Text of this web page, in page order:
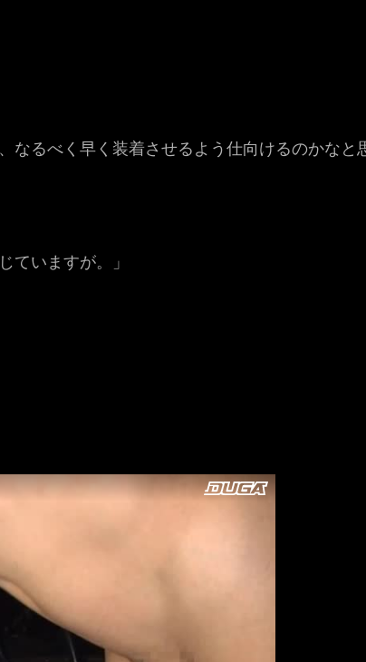
なるべく早く装着させるよう仕向けるのかなと
ていますが。」